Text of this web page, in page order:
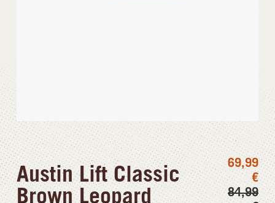
Austin Lift Classic
Brown Leopard
69,99
€
84,99